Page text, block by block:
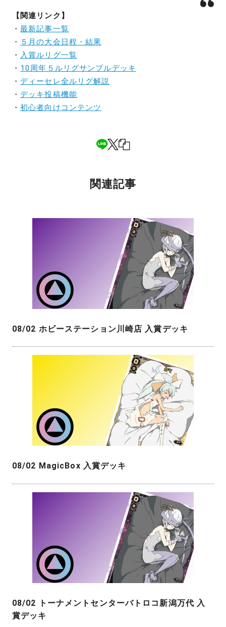
【関連リンク】
・最新記事一覧
・
５月の大会日程・結果
・ 入賞ルリグ一覧
・ 10周年５ルリグサンプルデッキ
・ ディーセレ全ルリグ解説
・ デッキ投稿機能
・初心者向けコンテンツ
関連記事
08/02 ホビーステーション川崎店 入賞デッキ
08/02 MagicBox 入賞デッキ
08/02 トーナメントセンターバトロコ新潟万代 入
賞デッキ